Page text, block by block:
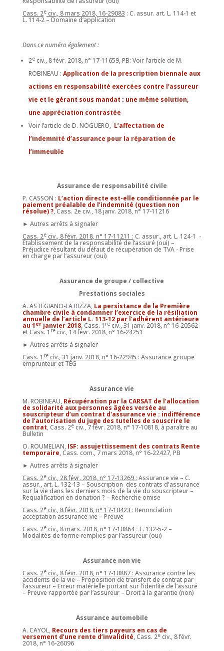
Cass. 2eciv., 8 mars 2018, 16-29083 : C. assur. art. L. 114-1 et
L. 114-2 – Domaine d’application
Dans ce numéro également :
2eciv., 8 févr. 2018, n° 17-11659, PB: Voir l’article de M.
ROBINEAU : Application de la prescription biennale aux
actions en responsabilité exercées contre l’assureur
vie et le gérant sous mandat : une même solution,
une appréciation contrastée
Voir l’article de D. NOGUERO, L’affectation de
l’indemnité d’assurance pour la réparation de
l’immeuble
Assurance de responsabilité civile
P. CASSON : L’action directe est-elle conditionnée par le
paiement préalable de l’indemnité (question non
résolue) ?, Cass. 2e civ., 18 janv. 2018, n° 17-11216
► Autres arrêts à signaler
Cass. 2eciv., 8 févr. 2018, n° 17-11211 : C. assur., art. L. 124-1 -
Etablissement de la responsabilité de l’assuré (oui) –
Préjudice résultant du défaut de récupération de TVA - Prise
en charge par l’assureur (oui)
Assurance de groupe / collective
Prestations sociales
A. ASTEGIANO-LA RIZZA, La persistance de la Première
chambre civile à condamner l’exercice de la résiliation
annuelle de l’article L. 113-12 par l’adhérent antérieure
au 1 erjanvier 2018, Cass. 1 reciv., 31 janv. 2018, n° 16-20562
et Cass. 1 reciv., 14 févr. 2018, n° 16-24251
► Autres arrêts à signaler
Cass. 1 reciv., 31 janv. 2018, n° 16-22945 : Assurance groupe
emprunteur et TEG
Assurance vie
M. ROBINEAU, Récupération par la CARSAT de l’allocation
de solidarité aux personnes âgées versée au
souscripteur d’un contrat d'assurance vie : indifférence
de l’autorisation du juge des tutelles de souscrire le
contrat, Cass. 2eciv., 7 févr. 2018, n° 17-10818, à paraître au
Bulletin
O. ROUMELIAN, ISF: assujettissement des contrats Rente
temporaire,Cass. com., 7 mars 2018, n° 16-22427, PB
► Autres arrêts à signaler
Cass. 2eciv., 28 févr. 2018, n° 17-13269 : Assurance vie – C.
assur., art. L. 132-13 – Souscription des contrats d'assurance
sur la vie dans les derniers mois de la vie du souscripteur –
Requalification en donation ? – Recherche omise
Cass. 2eciv., 8 févr. 2018, n° 17-10423 : Renonciation
acceptation assurance-vie – Preuve
Cass. 2eciv., 8 mars. 2018, n° 17-10864: L. 132-5-2 –
Modalités de forme remplies par l’assureur (oui)
Assurance non vie
Cass. 2eciv., 8 févr. 2018, n° 17-10887 : Assurance contre les
accidents de la vie – Proposition de transfert de contrat par
l’assureur – Erreur matérielle portant sur l’identité de l’assuré
– Preuve rapportée par l’assureur – Droit à la garantie (non)
Assurance automobile
A. CAYOL, Recours des tiers payeurs en cas de
versement d’une rente d’invalidité, Cass. 2eciv., 8 févr.
2018, n° 16-26096